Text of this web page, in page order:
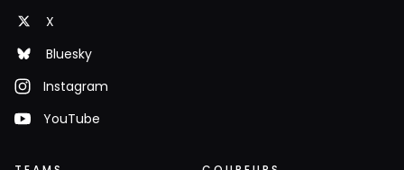
9 juni 18:18
X
Bluesky
Instagram
YouTube